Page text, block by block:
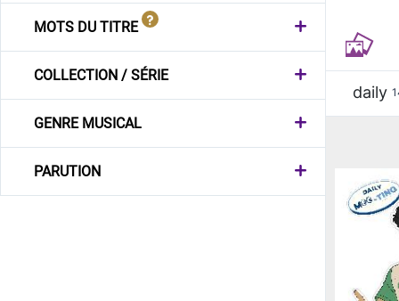
MOTS DU TITRE
COLLECTION / SÉRIE
GENRE MUSICAL
PARUTION
daily